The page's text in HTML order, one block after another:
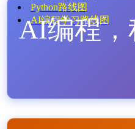
Python路线图
AI编程学习路线图
AI编程，